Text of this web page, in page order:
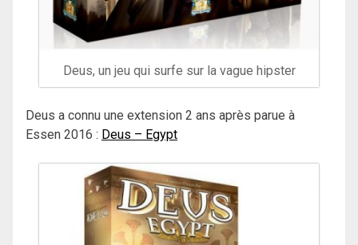
Deus, un jeu qui surfe sur la vague hipster
Deus a connu une extension 2 ans après parue à
Essen 2016 : Deus – Egypt